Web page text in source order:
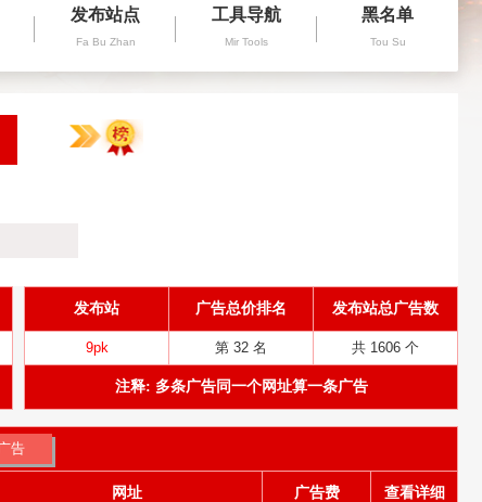
发布站点
Fa Bu Zhan
工具导航
Mir Tools
黑名单
Tou Su
发布站 广告总价排名 发布站总广告数
9pk 第 32 名 共 1606 个
注释: 多条广告同一个网址算一条广告
网址 广告费 查看详细